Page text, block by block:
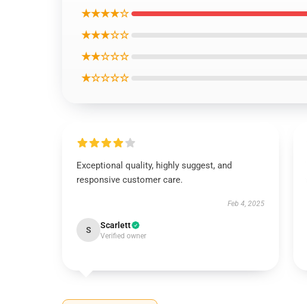
★★★★☆
★★★☆☆
★★☆☆☆
★☆☆☆☆
Exceptional quality, highly suggest, and
responsive customer care.
Feb 4, 2025
S Scarlett
Verified owner